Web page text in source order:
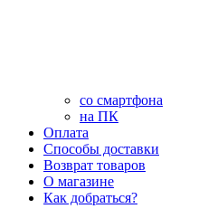
со смартфона
на ПК
Оплата
Способы доставки
Возврат товаров
О магазине
Как добраться?